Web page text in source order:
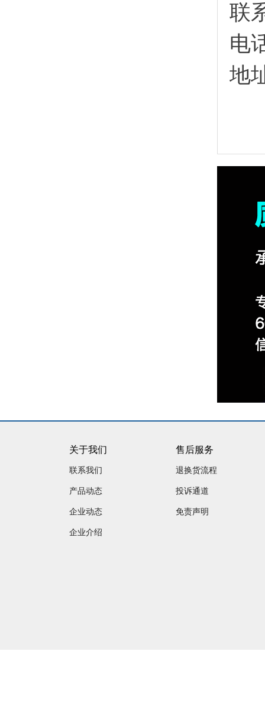
联
电
地
关于我们
联系我们
产品动态
企业动态
企业介绍
售后服务
退换货流程
投诉通道
免责声明